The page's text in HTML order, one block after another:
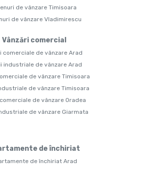
de vânzare Timisoara
de vânzare Vladimirescu
Vânzări comercial
comerciale de vânzare Arad
industriale de vânzare Arad
de vânzare Timisoara
de vânzare Timisoara
de vânzare Oradea
de vânzare Giarmata
de închiriat
de închiriat Arad